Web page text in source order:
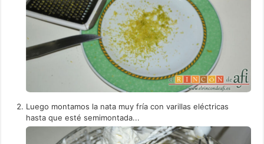
Luego montamos la nata muy fría con varillas eléctricas
hasta que esté semimontada...